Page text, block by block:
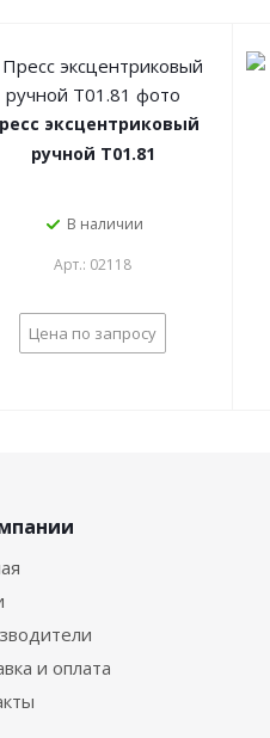
эксцентриковый
ручной Т01.81
В наличии
Арт.: 02118
Цена по запросу
и оплата